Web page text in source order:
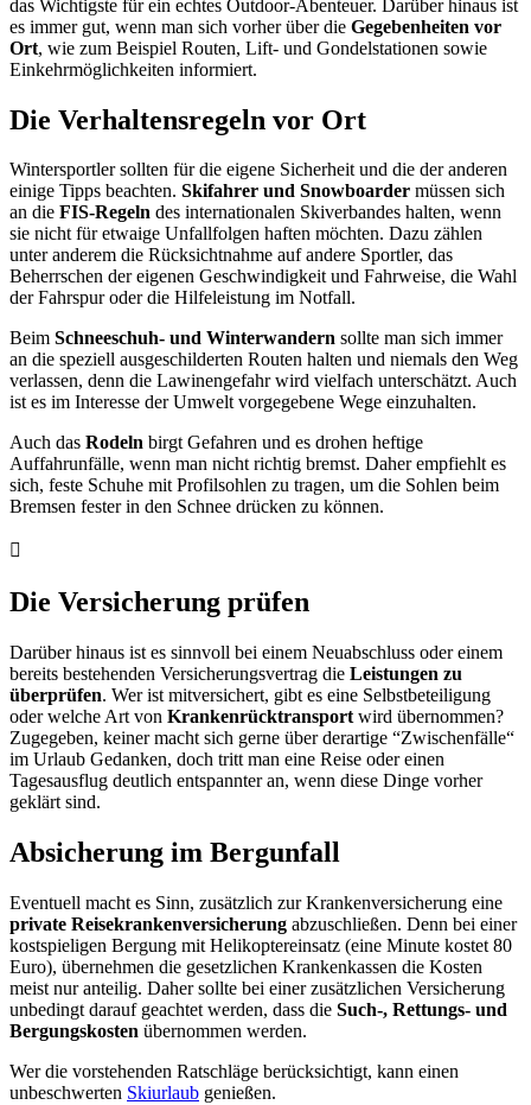
das Wichtigste für ein echtes Outdoor-Abenteuer. Darüber hinaus ist
es immer gut, wenn man sich vorher über die Gegebenheiten vor
Ort, wie zum Beispiel Routen, Lift- und Gondelstationen sowie
Einkehrmöglichkeiten informiert.
Die Verhaltensregeln vor Ort
Wintersportler sollten für die eigene Sicherheit und die der anderen
einige Tipps beachten. Skifahrer und Snowboarder müssen sich
an die FIS-Regeln des internationalen Skiverbandes halten, wenn
sie nicht für etwaige Unfallfolgen haften möchten. Dazu zählen
unter anderem die Rücksichtnahme auf andere Sportler, das
Beherrschen der eigenen Geschwindigkeit und Fahrweise, die Wahl
der Fahrspur oder die Hilfeleistung im Notfall.
Beim Schneeschuh- und Winterwandern sollte man sich immer
an die speziell ausgeschilderten Routen halten und niemals den Weg
verlassen, denn die Lawinengefahr wird vielfach unterschätzt. Auch
ist es im Interesse der Umwelt vorgegebene Wege einzuhalten.
Auch das Rodeln birgt Gefahren und es drohen heftige
Auffahrunfälle, wenn man nicht richtig bremst. Daher empfiehlt es
sich, feste Schuhe mit Profilsohlen zu tragen, um die Sohlen beim
Bremsen fester in den Schnee drücken zu können.
Die Versicherung prüfen
Darüber hinaus ist es sinnvoll bei einem Neuabschluss oder einem
bereits bestehenden Versicherungsvertrag die Leistungen zu
überprüfen. Wer ist mitversichert, gibt es eine Selbstbeteiligung
oder welche Art von Krankenrücktransport wird übernommen?
Zugegeben, keiner macht sich gerne über derartige “Zwischenfälle“
im Urlaub Gedanken, doch tritt man eine Reise oder einen
Tagesausflug deutlich entspannter an, wenn diese Dinge vorher
geklärt sind.
Absicherung im Bergunfall
Eventuell macht es Sinn, zusätzlich zur Krankenversicherung eine
private Reisekrankenversicherung abzuschließen. Denn bei einer
kostspieligen Bergung mit Helikoptereinsatz (eine Minute kostet 80
Euro), übernehmen die gesetzlichen Krankenkassen die Kosten
meist nur anteilig. Daher sollte bei einer zusätzlichen Versicherung
unbedingt darauf geachtet werden, dass die Such-, Rettungs- und
Bergungskosten übernommen werden.
Wer die vorstehenden Ratschläge berücksichtigt, kann einen
unbeschwerten Skiurlaub genießen.